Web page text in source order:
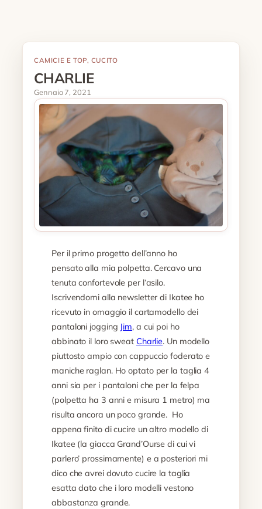
CAMICIE E TOP, CUCITO
CHARLIE
Gennaio 7, 2021
Per il primo progetto dell’anno ho
pensato alla mia polpetta. Cercavo una
tenuta confortevole per l’asilo.
Iscrivendomi alla newsletter di Ikatee ho
ricevuto in omaggio il cartamodello dei
pantaloni jogging Jim, a cui poi ho
abbinato il loro sweat Charlie. Un modello
piuttosto ampio con cappuccio foderato e
maniche raglan. Ho optato per la taglia 4
anni sia per i pantaloni che per la felpa
(polpetta ha 3 anni e misura 1 metro) ma
risulta ancora un poco grande. Ho
appena finito di cucire un altro modello di
Ikatee (la giacca Grand’Ourse di cui vi
parlero’ prossimamente) e a posteriori mi
dico che avrei dovuto cucire la taglia
esatta dato che i loro modelli vestono
abbastanza grande.